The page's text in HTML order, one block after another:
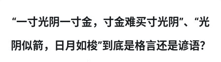
“一寸光阴一寸金，寸金难买寸光阴”、“光
阴似箭，日月如梭”到底是格言还是谚语？